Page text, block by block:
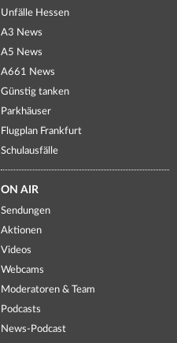
Unfälle Hessen
A3 News
A5 News
A661 News
Günstig tanken
Parkhäuser
Flugplan Frankfurt
Schulausfälle
ON AIR
Sendungen
Aktionen
Videos
Webcams
Moderatoren & Team
Podcasts
News-Podcast